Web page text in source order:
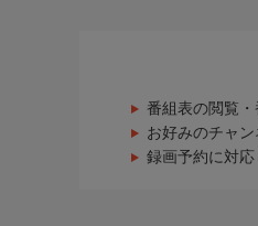
番組表の閲覧
お好みのチャ
録画予約に対